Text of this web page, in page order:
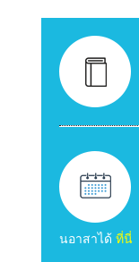
นอาสาได้ ที่นี่